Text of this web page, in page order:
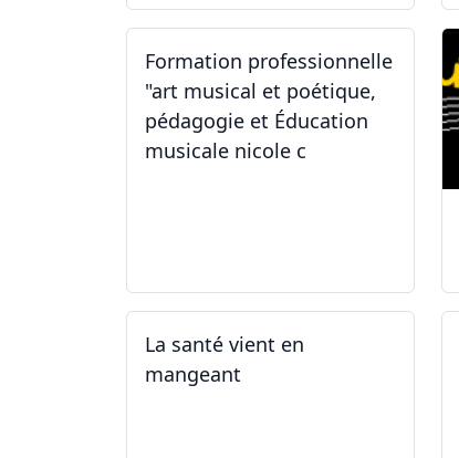
Formation professionnelle
"art musical et poétique,
pédagogie et Éducation
musicale nicole c
La santé vient en
mangeant